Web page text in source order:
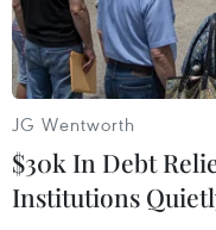
JG Wentworth
$30k In Debt
Institutions